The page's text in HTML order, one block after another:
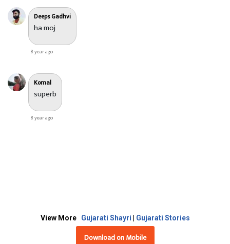
Deeps Gadhvi
ha moj
8 year ago
Komal
superb
8 year ago
View More Gujarati Shayri Gujarati Stories
Download on Mobile